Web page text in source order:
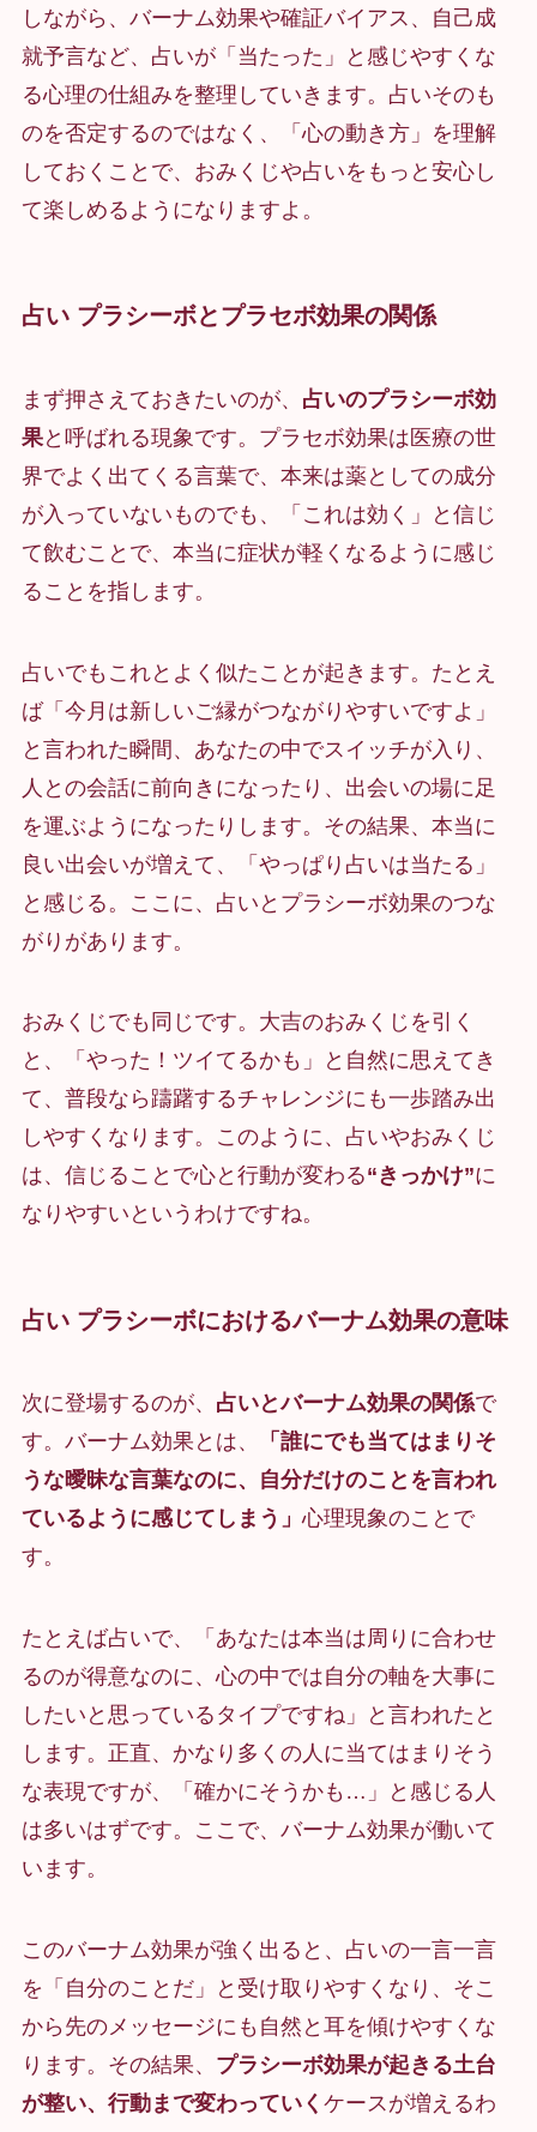
しながら、バーナム効果や確証バイアス、自己成
就予言など、占いが「当たった」と感じやすくな
る心理の仕組みを整理していきます。占いそのも
のを否定するのではなく、「心の動き方」を理解
しておくことで、おみくじや占いをもっと安心し
て楽しめるようになりますよ。
占い プラシーボとプラセボ効果の関係
まず押さえておきたいのが、 占いのプラシーボ効
果と呼ばれる現象です。プラセボ効果は医療の世
界でよく出てくる言葉で、本来は薬としての成分
が入っていないものでも、「これは効く」と信じ
て飲むことで、本当に症状が軽くなるように感じ
ることを指します。
占いでもこれとよく似たことが起きます。たとえ
ば「今月は新しいご縁がつながりやすいですよ」
と言われた瞬間、あなたの中でスイッチが入り、
人との会話に前向きになったり、出会いの場に足
を運ぶようになったりします。その結果、本当に
良い出会いが増えて、「やっぱり占いは当たる」
と感じる。ここに、占いとプラシーボ効果のつな
がりがあります。
おみくじでも同じです。大吉のおみくじを引く
と、「やった！ツイてるかも」と自然に思えてき
て、普段なら躊躇するチャレンジにも一歩踏み出
しやすくなります。このように、占いやおみくじ
は、信じることで心と行動が変わる“きっかけ”に
なりやすいというわけですね。
占い プラシーボにおけるバーナム効果の意味
次に登場するのが、 占いとバーナム効果の関係で
す。バーナム効果とは、
「誰にでも当てはまりそ
うな曖昧な言葉なのに、自分だけのことを言われ
ているように感じてしまう」心理現象のことで
す。
たとえば占いで、「あなたは本当は周りに合わせ
るのが得意なのに、心の中では自分の軸を大事に
したいと思っているタイプですね」と言われたと
します。正直、かなり多くの人に当てはまりそう
な表現ですが、「確かにそうかも…」と感じる人
は多いはずです。ここで、バーナム効果が働いて
います。
このバーナム効果が強く出ると、占いの一言一言
を「自分のことだ」と受け取りやすくなり、そこ
から先のメッセージにも自然と耳を傾けやすくな
ります。その結果、 プラシーボ効果が起きる土台
が整い、行動まで変わっていく ケースが増えるわ